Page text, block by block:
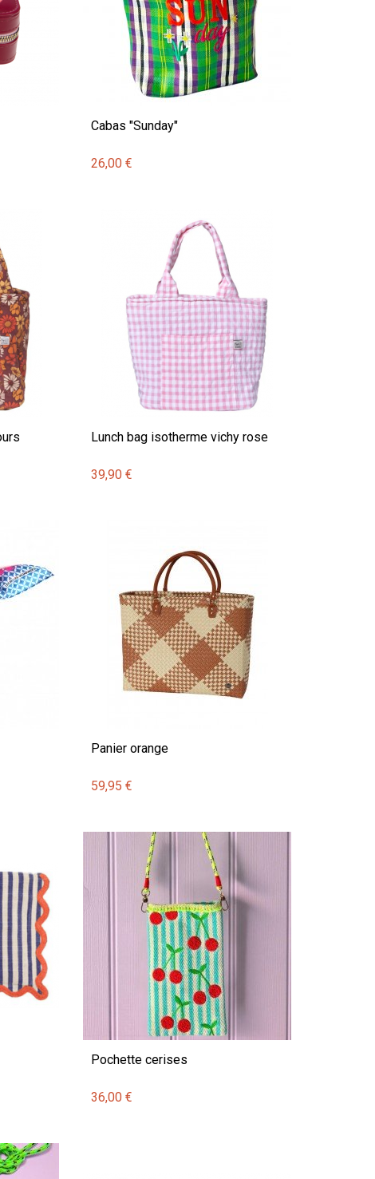
Cabas "Sunday"
26,00 €
Lunch bag isotherme vichy rose
39,90 €
Panier orange
59,95 €
Pochette cerises
36,00 €